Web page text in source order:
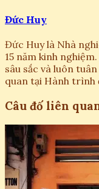
Đức Huy
Đức Huy là Nhà
15 năm kinh
sâu sắc và luôn
quan tại Hành
Câu đố liên